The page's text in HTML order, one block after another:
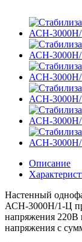
Описание
Настенный
АСН-3000Н/1-Ц
напряжения 220В
напряжения с